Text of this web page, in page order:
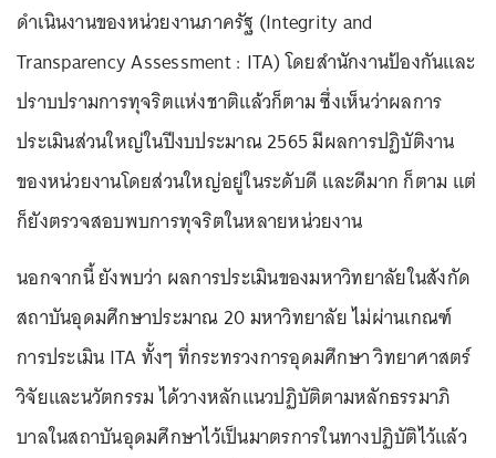
ดำเนินงานของหน่วยงานภาครัฐ (Integrity and
Transparency Assessment : ITA) โดยสำนักงานป้องกันและ
ปราบปรามการทุจริตแห่งชาติแล้วก็ตาม ซึ่งเห็นว่าผลการ
ประเมินส่วนใหญ่ในปีงบประมาณ 2565 มีผลการปฏิบัติงาน
ของหน่วยงานโดยส่วนใหญ่อยู่ในระดับดี และดีมาก ก็ตาม แต่
ก็ยังตรวจสอบพบการทุจริตในหลายหน่วยงาน
นอกจากนี้ ยังพบว่า ผลการประเมินของมหาวิทยาลัยในสังกัด
สถาบันอุดมศึกษาประมาณ 20 มหาวิทยาลัย ไม่ผ่านเกณฑ์
การประเมิน ITA ทั้งๆ ที่กระทรวงการอุดมศึกษา วิทยาศาสตร์
วิจัยและนวัตกรรม ได้วางหลักแนวปฏิบัติตามหลักธรรมาภิ
บาลในสถาบันอุดมศึกษาไว้เป็นมาตรการในทางปฏิบัติไว้แล้ว